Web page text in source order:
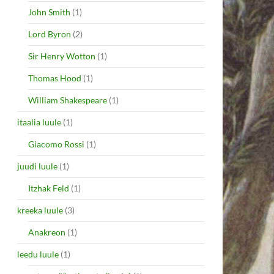
John Smith (1)
Lord Byron (2)
Sir Henry Wotton (1)
Thomas Hood (1)
William Shakespeare (1)
itaalia luule (1)
Giacomo Rossi (1)
juudi luule (1)
Itzhak Feld (1)
kreeka luule (3)
Anakreon (1)
leedu luule (1)